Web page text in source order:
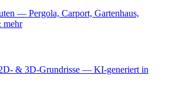
— Pergola, Carport, Gartenhaus,
mehr
& 3D-Grundrisse — KI-generiert in